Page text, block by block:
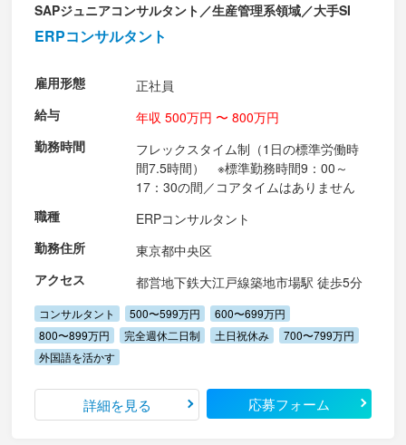
SAPジュニアコンサルタント／生産管理系領域／大手SI
ERPコンサルタント
雇用形態
正社員
給与
年収 500万円 〜 800万円
勤務時間
フレックスタイム制（1日の標準労働時
間7.5時間） ※標準勤務時間9：00～
17：30の間／コアタイムはありません
職種
ERPコンサルタント
勤務住所
東京都中央区
アクセス
都営地下鉄大江戸線築地市場駅 徒歩5分
コンサルタント 500〜599万円
600〜699万円
800〜899万円
完全週休二日制 土日祝休み
700〜799万円
外国語を活かす
詳細を見る 応募フォーム